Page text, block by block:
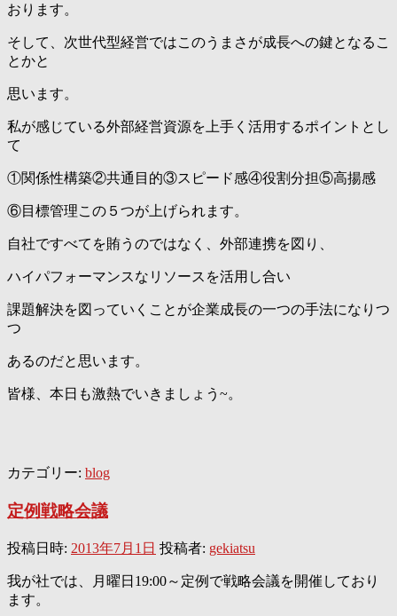
おります。
そして、次世代型経営ではこのうまさが成長への鍵となるこ
とかと
思います。
私が感じている外部経営資源を上手く活用するポイントとし
て
①関係性構築②共通目的③スピード感④役割分担⑤高揚感
⑥目標管理この５つが上げられます。
自社ですべてを賄うのではなく、外部連携を図り、
ハイパフォーマンスなリソースを活用し合い
課題解決を図っていくことが企業成長の一つの手法になりつ
つ
あるのだと思います。
皆様、本日も激熱でいきましょう~。
カテゴリー: blog
定例戦略会議
投稿日時: 2013年7月1日 投稿者: gekiatsu
我が社では、月曜日19:00～定例で戦略会議を開催しており
ます。